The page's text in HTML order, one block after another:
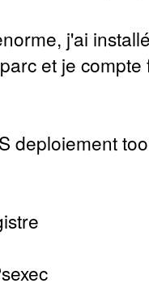
j'ai
et je
deploiement